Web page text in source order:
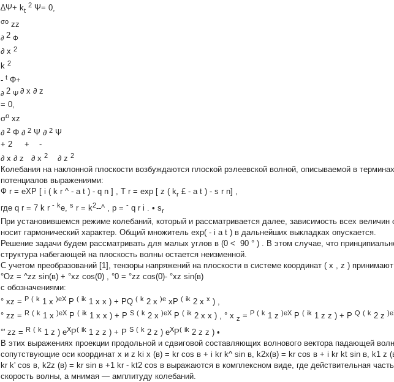
∆Ψ+ kt
2 Ψ= 0,
σο zz
∂ 2 Φ
∂ x 2
k 2
- t Φ+
∂ 2 Ψ ∂ x ∂ z
= 0,
σο xz
∂ 2 Φ ∂ 2 Ψ ∂ 2 Ψ
+ 2 +
-
∂ x ∂ z ∂ x 2 ∂ z 2
Колебания на наклонной плоскости возбуждаются плоской рэлеевской волной, описываемой в
потенциалов выражениями:
Ф r = eXP [ i ( k r ^ - a t ) - q n ] , T r = exp [ z ( kr £ - a t ) - s r n] ,
где q r = 7 k r - ke, s r = k2--^ p = - q r i • sr
При установившемся режиме колебаний, который и рассматривается далее, зависимость всех величин
носит гармонический характер. Общий множитель exp( - i a t ) в дальнейших выкладках опускается.
Решение задачи будем рассматривать для малых углов в (0 < 90 ° )
В этом случае, что
структура набегающей на плоскость волны остается неизменной.
С учетом преобразований [1], тензоры напряжений на плоскости в системе координат ( x z )
°Oz = ^zz sin(в) + °xz cos(0) , °0 = °zz cos(0)- °xz sin(в)
с обозначениями:
° xz = P ( k 1 x )eX P ( ik 1 x x ) + PQ ( k 2 x )e xP ( ik 2 x x ) ,
° zz = R ( k 1 x )eX P ( ik 1 x x ) + P S ( k 2 x )eX P ( ik 2 x x ) , ° x z = P ( k 1 z )eX P ( ik 1 z z ) + P Q ( k 2 z
°' zz = R ( k 1 z ) eXP( ik 1 z z ) + P S ( k 2 z ) eXP( ik 2 z z ) •
В этих выражениях проекции продольной и сдвиговой составляющих волнового вектора падающей
сопутствующие оси координат x и z ki x (в) = kr cos в + i kr k^ sin в, k2x(в) = kr cos в + i kr kt sin в, k1 z
kr k' cos в, k2z (в) = kr sin в +1 kr - kt2 cos в выражаются в комплексном виде, где действительная
скорость волны, а мнимая — амплитуду колебаний.